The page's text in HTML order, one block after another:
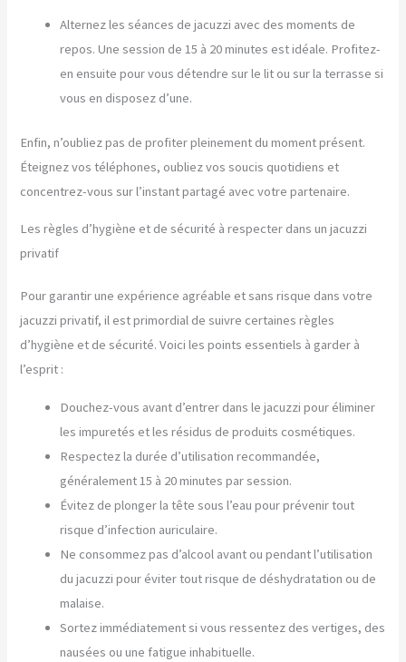
Alternez les séances de jacuzzi avec des moments de
repos. Une session de 15 à 20 minutes est idéale. Profitez-
en ensuite pour vous détendre sur le lit ou sur la terrasse si
vous en disposez d’une.
Enfin, n’oubliez pas de profiter pleinement du moment présent.
Éteignez vos téléphones, oubliez vos soucis quotidiens et
concentrez-vous sur l’instant partagé avec votre partenaire.
Les règles d’hygiène et de sécurité à respecter dans un jacuzzi
privatif
Pour garantir une expérience agréable et sans risque dans votre
jacuzzi privatif, il est primordial de suivre certaines règles
d’hygiène et de sécurité. Voici les points essentiels à garder à
l’esprit :
Douchez-vous avant d’entrer dans le jacuzzi pour éliminer
les impuretés et les résidus de produits cosmétiques.
Respectez la durée d’utilisation recommandée,
généralement 15 à 20 minutes par session.
Évitez de plonger la tête sous l’eau pour prévenir tout
risque d’infection auriculaire.
Ne consommez pas d’alcool avant ou pendant l’utilisation
du jacuzzi pour éviter tout risque de déshydratation ou de
malaise.
Sortez immédiatement si vous ressentez des vertiges, des
nausées ou une fatigue inhabituelle.